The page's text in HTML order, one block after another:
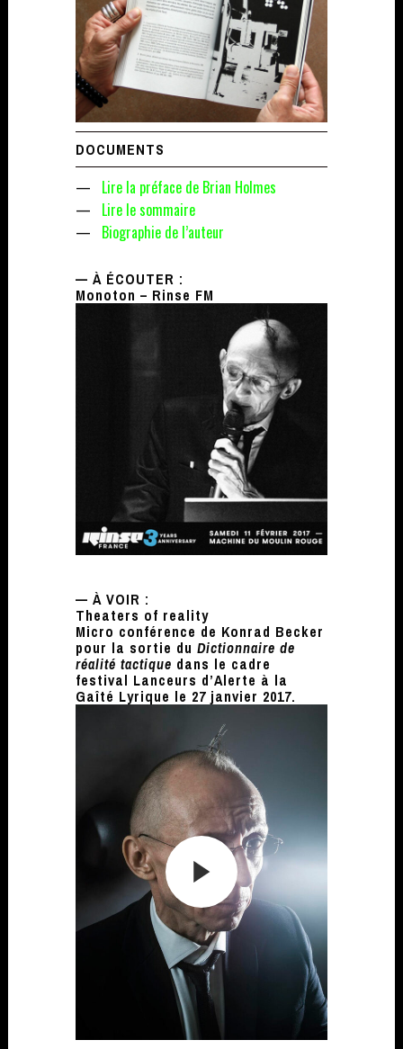
DOCUMENTS
— Lire la préface de Brian Holmes
— Lire le sommaire
— Biographie de l’auteur
— À ÉCOUTER :
Monoton – Rinse FM
— À VOIR :
Theaters of reality
Micro conférence de Konrad Becker
pour la sortie du Dictionnaire de
réalité tactique dans le cadre
festival Lanceurs d’Alerte à la
Gaîté Lyrique le 27 janvier 2017.